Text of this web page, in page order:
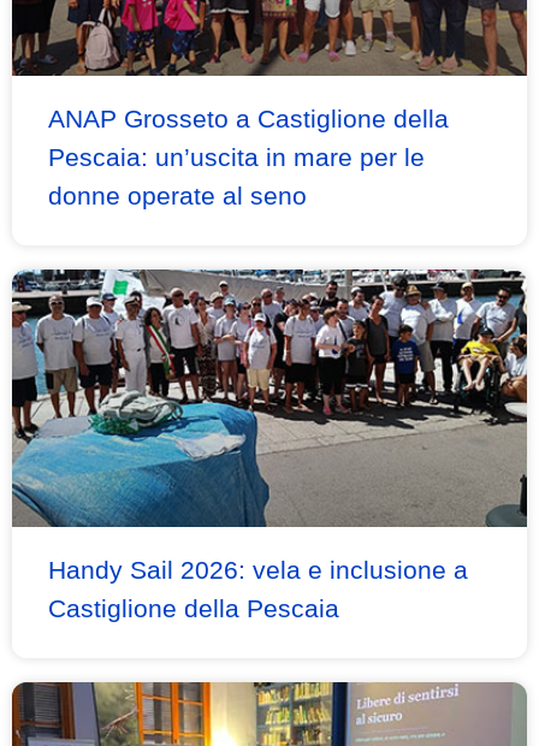
ANAP Grosseto a Castiglione della
Pescaia: un’uscita in mare per le
donne operate al seno
Handy Sail 2026: vela e inclusione a
Castiglione della Pescaia